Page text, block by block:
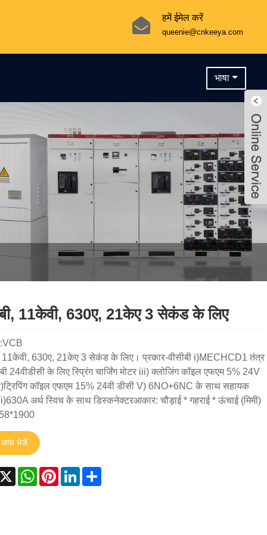
हमें ईमेल करें
queenie@cnkeeya.com
भाषा
11केवी, 630ए, 21केए 3 सेकंड के लिए
11केवी, 630ए, 21केए 3 सेकंड के लिए। प्रकार-वीसीबी i)MECHCD1 तंत्र
24वीडीसी के लिए स्प्रिंग चार्जिंग मोटर iii) क्लोजिंग कॉइल एफएम 5% 24V
कॉइल एफएम 15% 24वी डीसी V) 6NO+6NC के साथ सहायक
अर्थ स्विच के साथ डिस्कनेक्टर ​ आकार: चौड़ाई * गहराई * ऊंचाई (मिमी)
जांच भेजें
X WhatsApp
PinterestLinkedInShare